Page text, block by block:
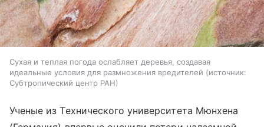
Сухая и теплая погода ослабляет деревья, создавая
идеальные условия для размножения вредителей
источник:
Субтропический центр РАН
Ученые из Технического университета Мюнхена